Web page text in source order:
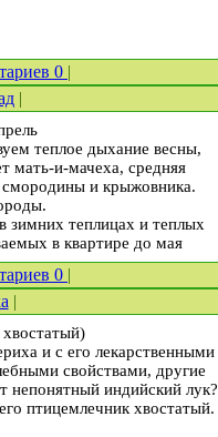
0 |
|
теплое дыхание весны,
мать-и-мачеха, средняя
смородины и крыжовника.
зимних теплицах и теплых
в квартире до мая
0 |
|
и с его лекарственными
свойствами, другие
непонятный индийский лук?
птицемлечник хвостатый.